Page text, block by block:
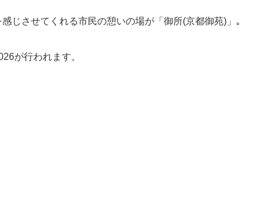
じさせてくれる市民の憩いの場が「御所(京都御苑)」｡
が行われます。